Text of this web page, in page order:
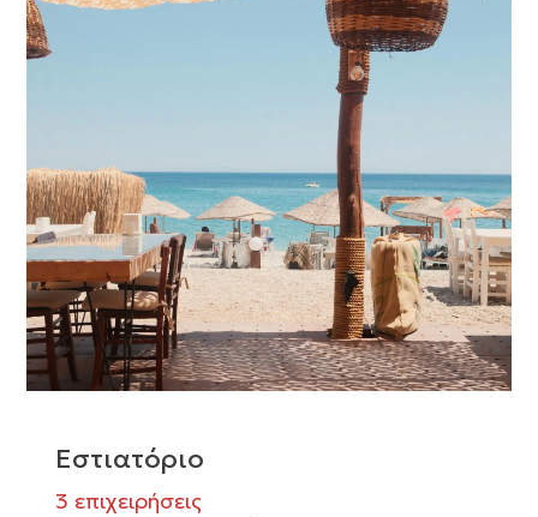
Εστιατόριο
3 επιχειρήσεις